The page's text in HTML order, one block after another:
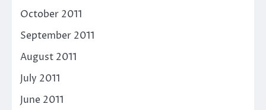
October 2011
September 2011
August 2011
July 2011
June 2011